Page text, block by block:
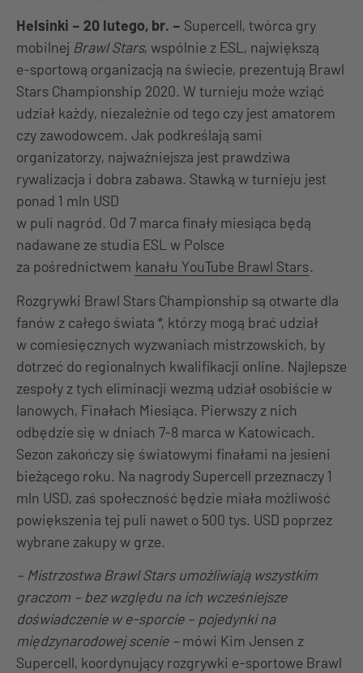
Helsinki – 20 lutego, br. – Supercell, twórca gry
mobilnej Brawl Stars, wspólnie z ESL, największą
e-sportową organizacją na świecie, prezentują Brawl
Stars Championship 2020. W turnieju może wziąć
udział każdy, niezależnie od tego czy jest amatorem
czy zawodowcem. Jak podkreślają sami
organizatorzy, najważniejsza jest prawdziwa
rywalizacja i dobra zabawa. Stawką w turnieju jest
ponad 1 mln USD
w puli nagród. Od 7 marca finały miesiąca będą
nadawane ze studia ESL w Polsce
za pośrednictwem kanału YouTube Brawl Stars.
Rozgrywki Brawl Stars Championship są otwarte dla
fanów z całego świata*, którzy mogą brać udział
w comiesięcznych wyzwaniach mistrzowskich, by
dotrzeć do regionalnych kwalifikacji online. Najlepsze
zespoły z tych eliminacji wezmą udział osobiście w
lanowych, Finałach Miesiąca. Pierwszy z nich
odbędzie się w dniach 7-8 marca w Katowicach.
Sezon zakończy się światowymi finałami na jesieni
bieżącego roku. Na nagrody Supercell przeznaczy 1
mln USD, zaś społeczność będzie miała możliwość
powiększenia tej puli nawet o 500 tys. USD poprzez
wybrane zakupy w grze.
– Mistrzostwa Brawl Stars umożliwiają wszystkim
graczom – bez względu na ich wcześniejsze
doświadczenie w e-sporcie – pojedynki na
międzynarodowej scenie – mówi Kim Jensen z
Supercell, koordynujący rozgrywki e-sportowe Brawl